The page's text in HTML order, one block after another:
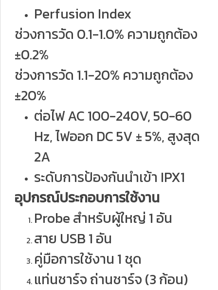
Perfusion Index
ช่วงการวัด 0.1-1.0% ความถูกต้อง
±0.2%
ช่วงการวัด 1.1-20% ความถูกต้อง
±20%
ต่อไฟ AC 100-240V, 50-60
Hz, ไฟออก DC 5V ± 5%, สูงสุด
2A
ระดับการป้องกันนำเข้า IPX1
อุปกรณ์ประกอบการใช้งาน
Probe สำหรับผู้ใหญ่ 1 อัน
สาย USB 1 อัน
คู่มือการใช้งาน 1 ชุด
แท่นชาร์จ ถ่านชาร์จ (3 ก้อน)